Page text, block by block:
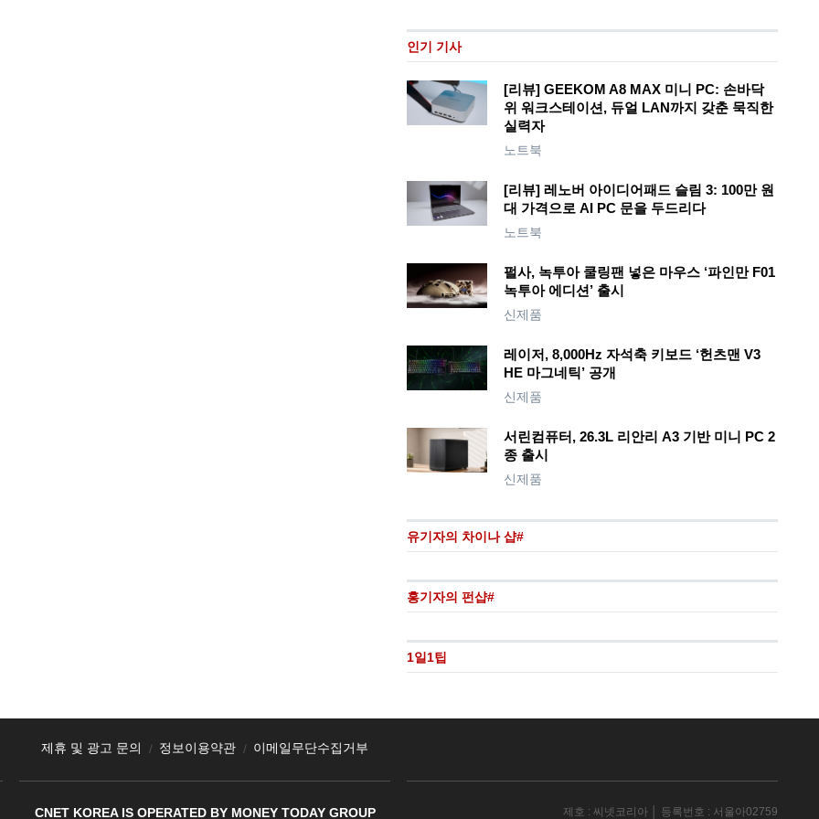
인기 기사
[리뷰] GEEKOM A8 MAX 미니 PC: 손바닥
위 워크스테이션, 듀얼 LAN까지 갖춘 묵직한
실력자
노트북
[리뷰] 레노버 아이디어패드 슬림 3: 100만 원
대 가격으로 AI PC 문을 두드리다
노트북
펄사, 녹투아 쿨링팬 넣은 마우스 ‘파인만 F01
녹투아 에디션’ 출시
신제품
레이저, 8,000Hz 자석축 키보드 ‘헌츠맨 V3
HE 마그네틱’ 공개
신제품
서린컴퓨터, 26.3L 리안리 A3 기반 미니 PC 2
종 출시
신제품
유기자의 차이나 샵#
홍기자의 펀샵#
1일1팁
제휴 및 광고 문의 정보이용약관 이메일무단수집거부
CNET KOREA IS OPERATED BY MONEY TODAY GROUP 제호 : 씨넷코리아 │ 등록번호 : 서울아02759